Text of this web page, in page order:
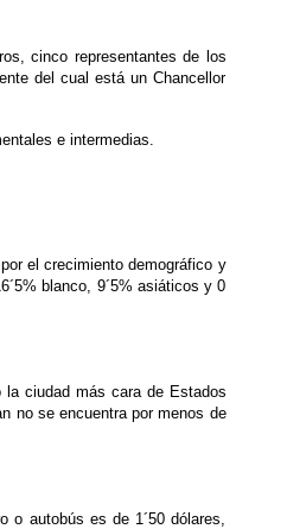
cinco representantes de los
del cual está un Chancellor
e intermedias.
el crecimiento demográfico y
blanco, 9´5% asiáticos y 0
ciudad más cara de Estados
no se encuentra por menos de
o autobús es de 1´50 dólares,